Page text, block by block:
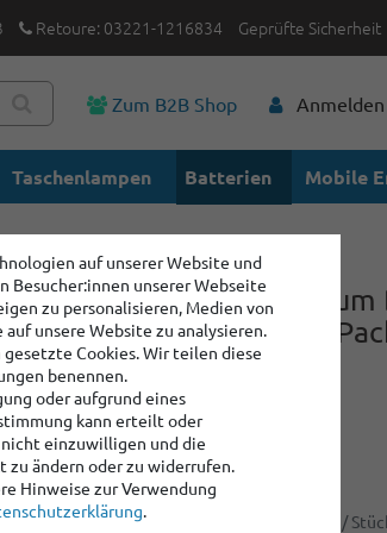
Retoure: 03221-1216834 Geprüfte Sicherheit
Zum B2B Shop Anmelden
Taschenlampen Batterien Mobile
Varta Ultra Lithium
6106 - LR6 - 2er
Artikelnummer:
Hersteller :Varta
Staffelpreise:
Ab Menge: 4 1,44 € /
auf unserer Website und
Besucher:innen unserer Webseite
zu personalisieren, Medien von
unsere Website zu analysieren.
Cookies. Wir teilen diese
benennen.
oder aufgrund eines
kann erteilt oder
einzuwilligen und die
ändern oder zu widerrufen.
Hinweise zur Verwendung
.